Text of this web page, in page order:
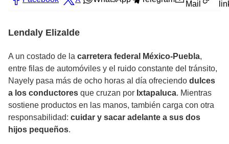
Mail
Lendaly Elizalde
A un costado de la carretera federal México-Puebla,
entre filas de automóviles y el ruido constante del tránsito,
Nayely pasa más de ocho horas al día ofreciendo dulces
a los conductores que cruzan por Ixtapaluca. Mientras
sostiene productos en las manos, también carga con otra
responsabilidad: cuidar y sacar adelante a sus dos
hijos pequeños.